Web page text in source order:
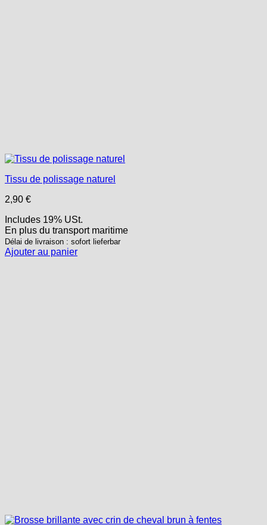
Tissu de polissage naturel
2,90 €
Includes 19% USt.
En plus du transportmaritime
Délai de livraison : sofort lieferbar
Ajouter au panier